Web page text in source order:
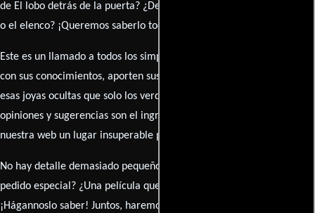
de El lobo detrás de la puerta? ¿Detectaste algún error en la sinopsis
o el elenco? ¡Queremos saberlo todo!
Este es un llamado a todos los simpatizantes del cine: contribuyan
con sus conocimientos, aporten sus descubrimientos y compartan
esas joyas ocultas que solo los verdaderos fanáticos conocen. Sus
opiniones y sugerencias son el ingrediente secreto que hará de
nuestra web un lugar insuperable para los amantes del celuloide.
No hay detalle demasiado pequeño ni opinión insignificante. ¿Algún
pedido especial? ¿Una película que sueñas con ver reseñada?
¡Hágannoslo saber! Juntos, haremos de esta comunidad el epicentro